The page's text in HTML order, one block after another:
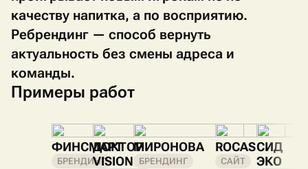
качеству напитка, а по восприятию.
Ребрендинг — способ вернуть
актуальность без смены адреса и
команды.
Примеры работ
ФИНСМАРТ
БРЕНДИНГ
ДОКТОР
VISION
МИРОНОВА
БРЕНДИНГ
ROCAS
САЙТ
СИД
ЭКО